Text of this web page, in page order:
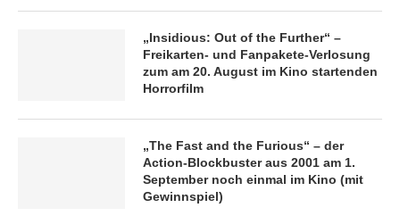
„Insidious: Out of the Further“ –
Freikarten- und Fanpakete-Verlosung
zum am 20. August im Kino startenden
Horrorfilm
„The Fast and the Furious“ – der
Action-Blockbuster aus 2001 am 1.
September noch einmal im Kino (mit
Gewinnspiel)